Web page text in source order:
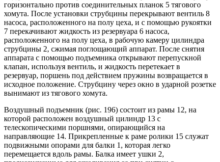
горизонтально против соединительных планок 5 тягового
хомута. После установки струбцины перекрывают вентиль 8
насоса, расположенного на полу цеха, и с помощью рукоятки
7 перекачивают жидкость из резервуара 6 насоса,
расположенного на полу цеха, в рабочую камеру цилиндра
струбцины 2, сжимая поглощающий аппарат. После снятия
аппарата с помощью подъемника открывают перепускной
клапан, используя вентиль, и жидкость перетекает в
резервуар, поршень под действием пружины возвращается в
исходное положение. Струбцину через окно в ударной розетке
вынимают из тягового хомута.
Воздушный подъемник (рис. 196) состоит из рамы 12, на
которой расположен воздушный цилиндр 13 с
телескопическими поршнями, опирающийся на
направляющие 14. Прикрепленные к раме ролики 15 служат
подвижными опорами для балки 1, которая легко
перемещается вдоль рамы. Балка имеет ушки 2,